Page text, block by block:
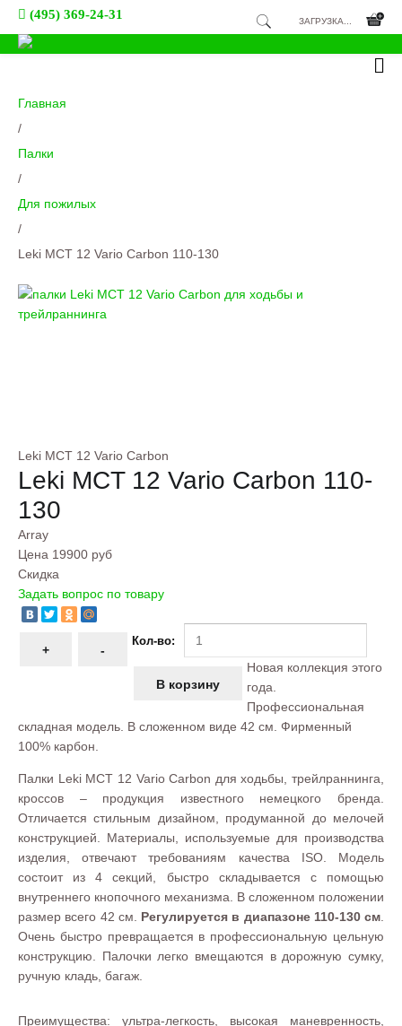
(495) 369-24-31 ЗАГРУЗКА...
Главная
/
Палки
/
Для пожилых
/
Leki MCT 12 Vario Carbon 110-130
Leki MCT 12 Vario Carbon
Leki MCT 12 Vario Carbon 110-
130
Array
Цена 19900 руб
Скидка
Задать вопрос по товару
Кол-во:
Новая коллекция этого
года.
Профессиональная
складная модель. В сложенном виде 42 см. Фирменный
100% карбон.
Палки Leki MCT 12 Vario Carbon для ходьбы, трейлраннинга,
кроссов – продукция известного немецкого бренда.
Отличается стильным дизайном, продуманной до мелочей
конструкцией. Материалы, используемые для производства
изделия, отвечают требованиям качества ISO. Модель
состоит из 4 секций, быстро складывается с помощью
внутреннего кнопочного механизма. В сложенном положении
размер всего 42 см. Регулируется в диапазоне 110-130 см.
Очень быстро превращается в профессиональную цельную
конструкцию. Палочки легко вмещаются в дорожную сумку,
ручную кладь, багаж.
Преимущества: ультра-легкость, высокая маневренность,